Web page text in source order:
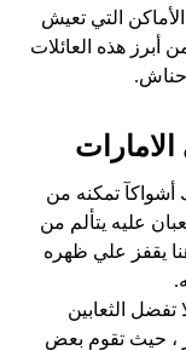
التي تعيش
أبرز هذه العائلات
أشواكآ تمكنه من
عليه يتألم من
يقفز علي ظهره
تفضل الثعابين
، حيث تقوم بعض